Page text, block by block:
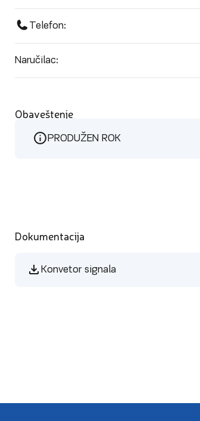
Telefon:
Naručilac:
Obaveštenje
PRODUŽEN ROK
Dokumentacija
Konvetor signala